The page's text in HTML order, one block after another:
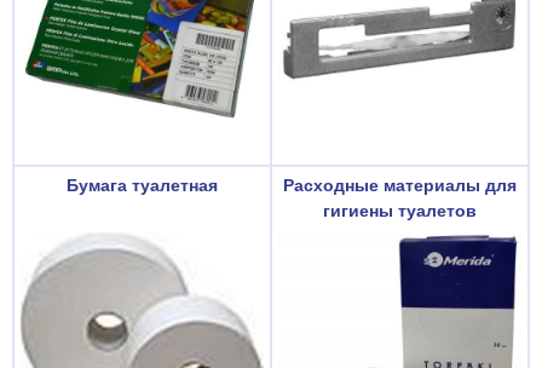
Бумага туалетная
Расходные материалы для
гигиены туалетов